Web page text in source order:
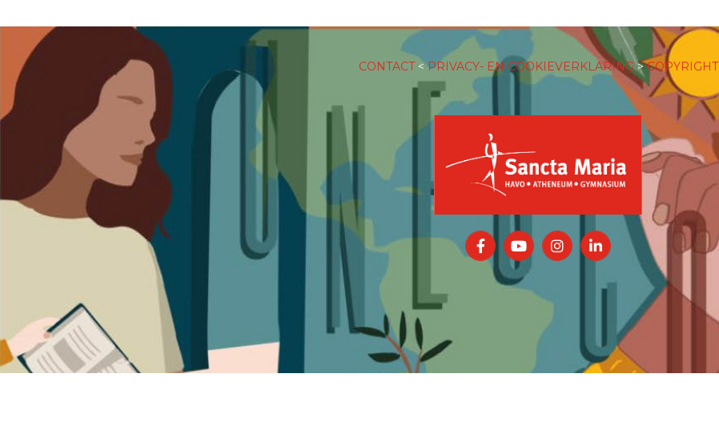
CONTACT<PRIVACY- EN COOKIEVERKLARING>COPYRIGHT